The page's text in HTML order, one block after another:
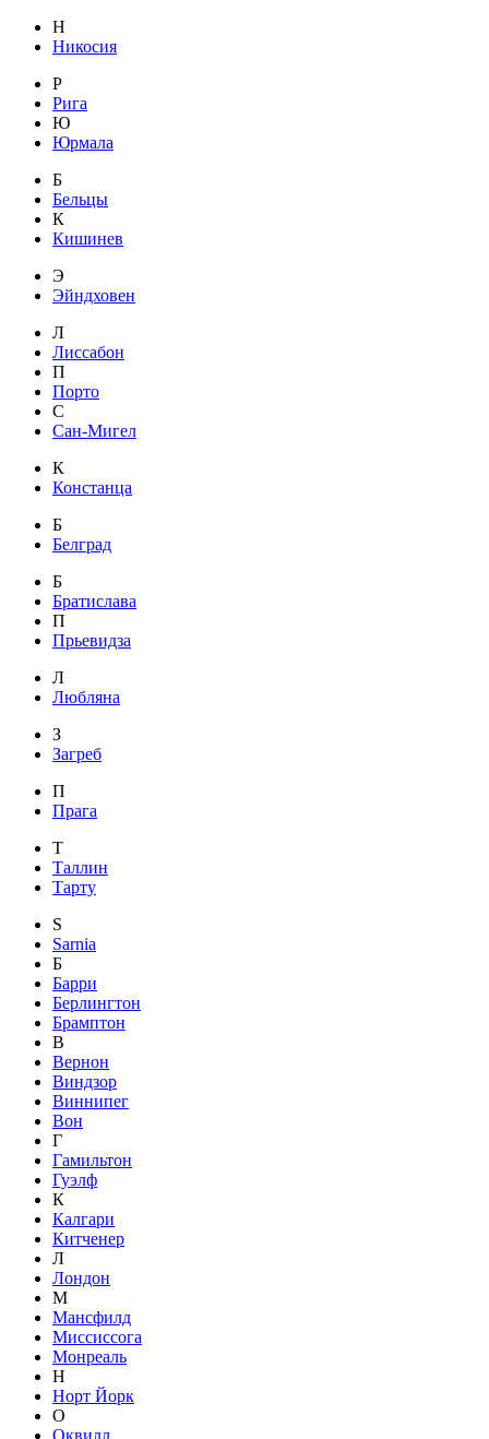
Н
Никосия
Р
Рига
Ю
Юрмала
Б
Бельцы
К
Кишинев
Э
Эйндховен
Л
Лиссабон
П
Порто
С
Сан-Мигел
К
Констанца
Б
Белград
Б
Братислава
П
Прьевидза
Л
Любляна
З
Загреб
П
Прага
Т
Таллин
Тарту
S
Sarnia
Б
Барри
Берлингтон
Брамптон
В
Вернон
Виндзор
Виннипег
Вон
Г
Гамильтон
Гуэлф
К
Калгари
Китченер
Л
Лондон
М
Мансфилд
Миссиссога
Монреаль
Н
Норт Йорк
О
Оквилл